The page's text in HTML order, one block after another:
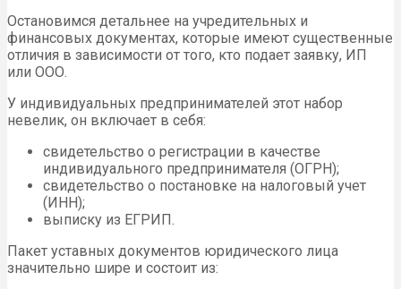
Остановимся детальнее на учредительных и
финансовых документах, которые имеют существенные
отличия в зависимости от того, кто подает заявку, ИП
или ООО.
У индивидуальных предпринимателей этот набор
невелик, он включает в себя:
свидетельство о регистрации в качестве
индивидуального предпринимателя (ОГРН);
свидетельство о постановке на налоговый учет
(ИНН);
выписку из ЕГРИП.
Пакет уставных документов юридического лица
значительно шире и состоит из: